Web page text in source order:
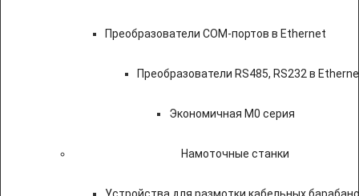
Преобразователи COM-портов в Ethernet
Преобразователи RS485, RS232 в
Экономичная M0 серия
Намоточные станки